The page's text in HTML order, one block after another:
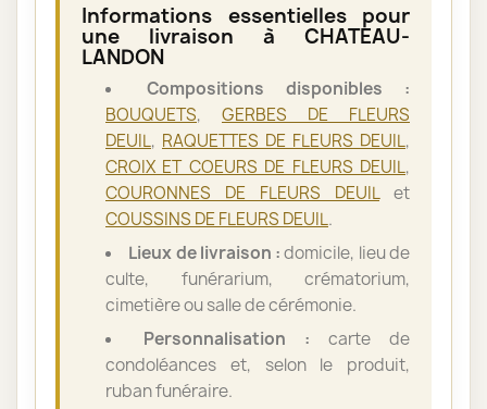
Informations essentielles pour
une livraison à CHATEAU-
LANDON
Compositions disponibles :
BOUQUETS, GERBES DE FLEURS
DEUIL, RAQUETTES DE FLEURS DEUIL,
CROIX ET COEURS DE FLEURS DEUIL,
COURONNES DE FLEURS DEUILet
COUSSINS DE FLEURS DEUIL.
Lieux de livraison :domicile, lieu de
culte, funérarium, crématorium,
cimetière ou salle de cérémonie.
Personnalisation : carte de
condoléances et, selon le produit,
ruban funéraire.